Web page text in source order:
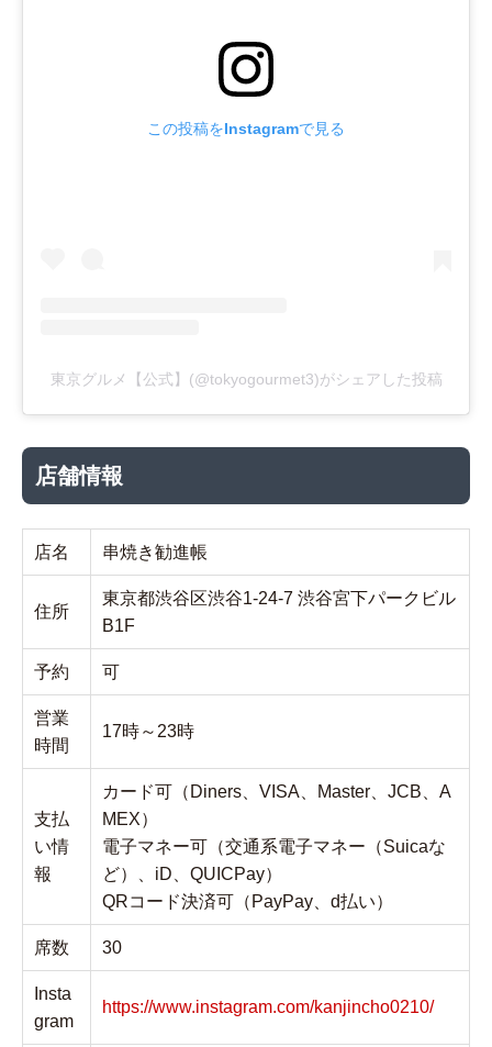
この投稿をInstagramで見る
東京グルメ【公式】(@tokyogourmet3)がシェアした投稿
店舗情報
店名 串焼き勧進帳
住所
東京都渋谷区渋谷1-24-7 渋谷宮下パークビル
B1F
予約 可
営業
時間
17時～23時
支払
い情
報
カード可（Diners、VISA、Master、JCB、A
MEX）
電子マネー可（交通系電子マネー（Suicaな
ど）、iD、QUICPay）
QRコード決済可（PayPay、d払い）
席数 30
Insta
gram
https://www.instagram.com/kanjincho0210/